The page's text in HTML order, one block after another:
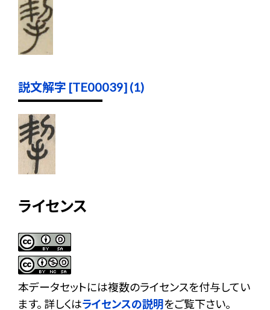
説文解字 [TE00039] (1)
ライセンス
本データセットには複数のライセンスを付与してい
ます。 詳しくはライセンスの説明をご覧下さい。